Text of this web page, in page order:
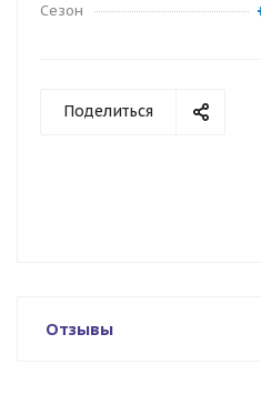
Сезон
Поделиться
Отзывы